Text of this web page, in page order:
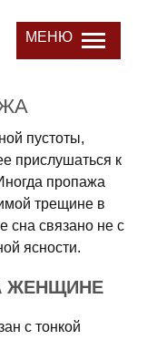
МЕНЮ
пустоты,
прислушаться к
пропажа
трещине в
сна связано не с
ясности.
ЖЕНЩИНЕ
с тонкой